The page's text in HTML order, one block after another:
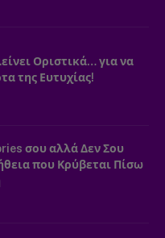
Οριστικά… για να
της Ευτυχίας!
σου αλλά Δεν Σου
που Κρύβεται Πίσω